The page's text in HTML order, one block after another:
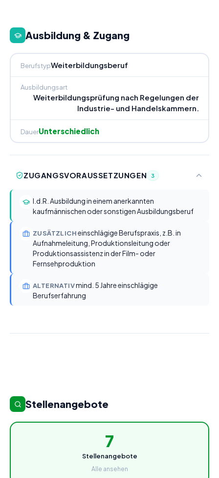
Ausbildung & Zugang
BerufstypWeiterbildungsberuf
Ausbildungsart
Weiterbildungsprüfung nach Regelungen der
Industrie- und Handelskammern.
DauerUnterschiedlich
ZUGANGSVORAUSSETZUNGEN 3
I.d.R. Ausbildung in einem anerkannten
kaufmännischen oder sonstigen Ausbildungsberuf
ZUSÄTZLICHeinschlägige Berufspraxis, z.B. in
Aufnahmeleitung, Produktionsleitung oder
Produktionsassistenz in der Film- oder
Fernsehproduktion
ALTERNATIVmind. 5 Jahre einschlägige
Berufserfahrung
Stellenangebote
7
Stellenangebote
Alle ansehen